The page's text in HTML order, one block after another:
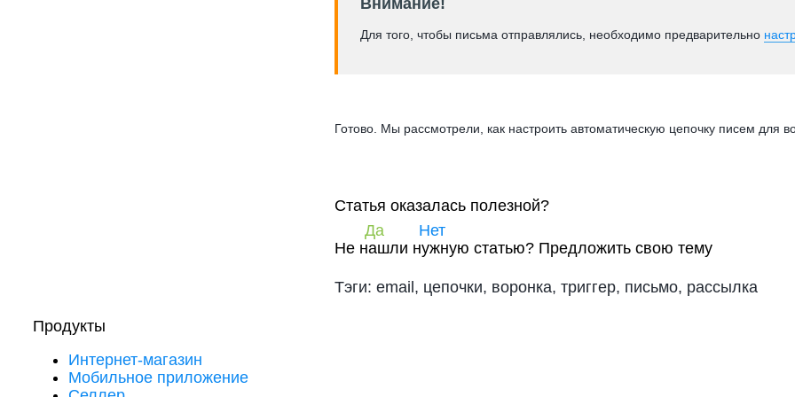
Внимание!
Для того, чтобы письма отправлялись, необходимо предварительно
Готово. Мы рассмотрели, как настроить автоматическую цепочку писем для
Статья оказалась полезной?
Да
Нет
Не нашли нужную статью? Предложить свою тему
Тэги: email, цепочки, воронка, триггер, письмо, рассылка
Продукты
Интернет-магазин
Мобильное приложение